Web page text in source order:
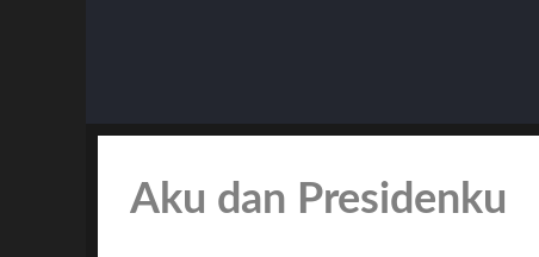
Aku dan Presidenku